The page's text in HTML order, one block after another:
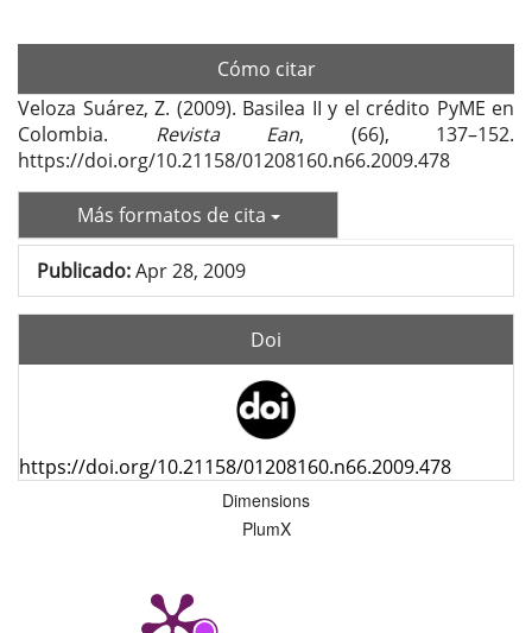
Cómo citar
Veloza Suárez, Z. (2009). Basilea II y el crédito PyME en
Colombia. Revista Ean, (66), 137–152.
https://doi.org/10.21158/01208160.n66.2009.478
Más formatos de cita
Publicado:Apr 28, 2009
Doi
https://doi.org/10.21158/01208160.n66.2009.478
Dimensions
PlumX